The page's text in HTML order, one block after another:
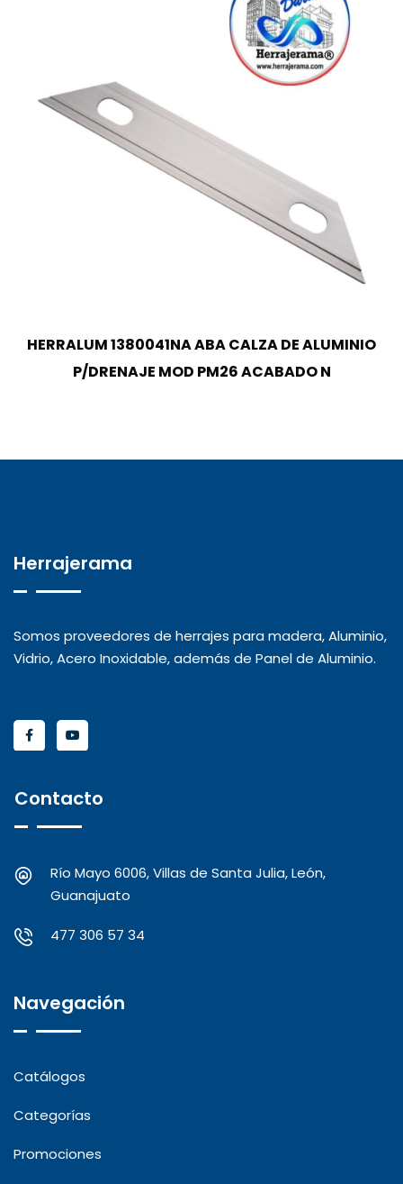
HERRALUM 1380041NA ABA CALZA DE ALUMINIO
P/DRENAJE MOD PM26 ACABADO N
Herrajerama
Somos proveedores de herrajes para madera, Aluminio,
Vidrio, Acero Inoxidable, además de Panel de Aluminio.
Contacto
Río Mayo 6006, Villas de Santa Julia, León,
Guanajuato
477 306 57 34
Navegación
Catálogos
Categorías
Promociones